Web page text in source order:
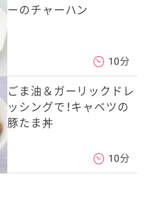
ーのチャーハン
10分
ごま油＆ガーリックドレ
ッシングで！キャベツの
豚たま丼
10分